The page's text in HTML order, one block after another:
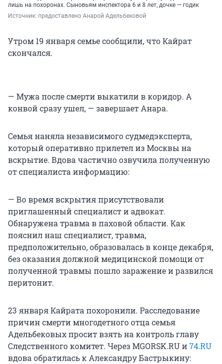
лишь на похоронах. Сыновьям инспектора 6 и 8 лет, дочке — годик
Источник: предоставлено Анарой Адельбековой
Утром 19 января семье сообщили, что Кайрат
скончался.
— Мужа после смерти выкатили в коридор. А
конвой сразу ушел, — завершает Анара.
Семья наняла независимого судмедэксперта,
который оперативно прилетел из Москвы на
вскрытие. Вдова частично озвучила полученную
от специалиста информацию:
— Во время вскрытия присутствовали
приглашенный специалист и адвокат.
Обнаружена травма в паховой области. Как
пояснил наш специалист, травма,
предположительно, образовалась в конце декабря,
без оказания должной медицинской помощи от
полученной травмы пошло заражение и развился
перитонит.
23 января Кайрата похоронили. Расследование
причин смерти многодетного отца семья
Адельбековых просит взять на контроль главу
Следственного комитет. Через MGORSK.RU и74.RU
вдова обратилась к Александру Бастрыкину: